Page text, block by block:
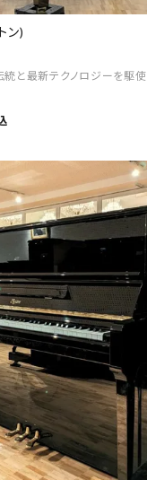
ン)
統と最新テクノロジーを駆使